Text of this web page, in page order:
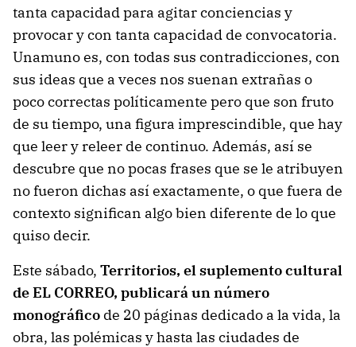
tanta capacidad para agitar conciencias y
provocar y con tanta capacidad de convocatoria.
Unamuno es, con todas sus contradicciones, con
sus ideas que a veces nos suenan extrañas o
poco correctas políticamente pero que son fruto
de su tiempo, una figura imprescindible, que hay
que leer y releer de continuo. Además, así se
descubre que no pocas frases que se le atribuyen
no fueron dichas así exactamente, o que fuera de
contexto significan algo bien diferente de lo que
quiso decir.
Este sábado, Territorios, el suplemento cultural
de EL CORREO, publicará un número
monográfico de 20 páginas dedicado a la vida, la
obra, las polémicas y hasta las ciudades de